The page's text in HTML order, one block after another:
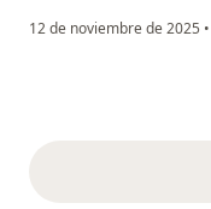
12 de noviembre de 2025 •